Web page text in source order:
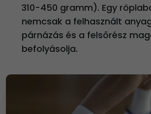
310-450 gramm). Egy
nemcsak a felhasznált
párnázás és a felsőrész
befolyásolja.